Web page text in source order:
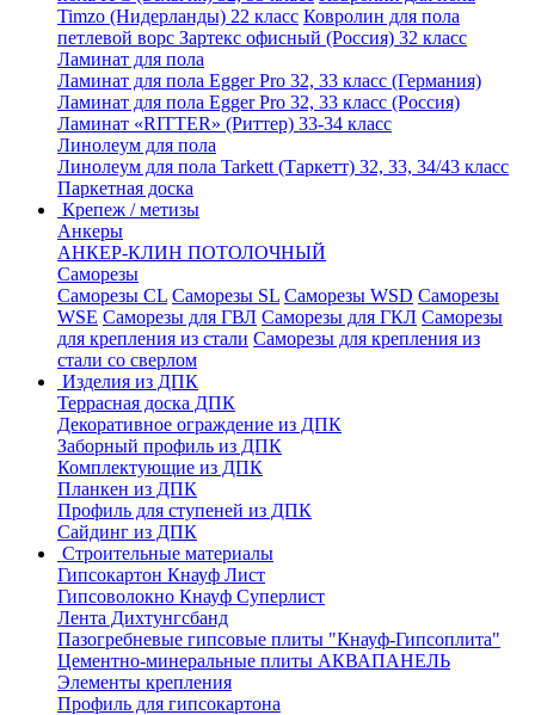
Timzo (Нидерланды) 22 класс Ковролин для пола
петлевой ворс Зартекс офисный (Россия) 32 класс
Ламинат для пола
Ламинат для пола Egger Pro 32, 33 класс (Германия)
Ламинат для пола Egger Pro 32, 33 класс (Россия)
Ламинат «RITTER» (Риттер) 33-34 класс
Линолеум для пола
Линолеум для пола Tarkett (Таркетт) 32, 33, 34/43 класс
Паркетная доска
Крепеж / метизы
Анкеры
АНКЕР-КЛИН ПОТОЛОЧНЫЙ
Саморезы
Саморезы CL Саморезы SL Саморезы WSD Саморезы
WSE Саморезы для ГВЛ Саморезы для ГКЛ Саморезы
для крепления из стали Саморезы для крепления из
стали со сверлом
Изделия из ДПК
Террасная доска ДПК
Декоративное ограждение из ДПК
Заборный профиль из ДПК
Комплектующие из ДПК
Планкен из ДПК
Профиль для ступеней из ДПК
Сайдинг из ДПК
Строительные материалы
Гипсокартон Кнауф Лист
Гипсоволокно Кнауф Суперлист
Лента Дихтунгсбанд
Пазогребневые гипсовые плиты "Кнауф-Гипсоплита"
Цементно-минеральные плиты АКВАПАНЕЛЬ
Элементы крепления
Профиль для гипсокартона